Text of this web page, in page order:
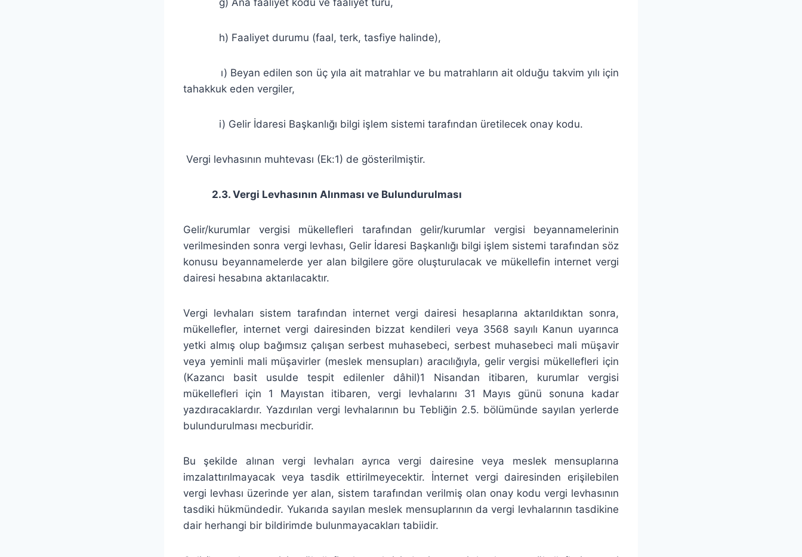
h) Faaliyet durumu (faal, terk, tasfiye halinde),
ı) Beyan edilen son üç yıla ait matrahlar ve bu matrahların ait olduğu takvim yılı için
tahakkuk eden vergiler,
i) Gelir İdaresi Başkanlığı bilgi işlem sistemi tarafından üretilecek onay kodu.
Vergi levhasının muhtevası (Ek:1) de gösterilmiştir.
2.3. Vergi Levhasının Alınması ve Bulundurulması
Gelir/kurumlar vergisi mükellefleri tarafından gelir/kurumlar vergisi beyannamelerinin
verilmesinden sonra vergi levhası, Gelir İdaresi Başkanlığı bilgi işlem sistemi tarafından söz
konusu beyannamelerde yer alan bilgilere göre oluşturulacak ve mükellefin internet vergi
dairesi hesabına aktarılacaktır.
Vergi levhaları sistem tarafından internet vergi dairesi hesaplarına aktarıldıktan sonra,
mükellefler, internet vergi dairesinden bizzat kendileri veya 3568 sayılı Kanun uyarınca
yetki almış olup bağımsız çalışan serbest muhasebeci, serbest muhasebeci mali müşavir
veya yeminli mali müşavirler (meslek mensupları) aracılığıyla, gelir vergisi mükellefleri için
(Kazancı basit usulde tespit edilenler dâhil)1 Nisandan itibaren, kurumlar vergisi
mükellefleri için 1 Mayıstan itibaren, vergi levhalarını 31 Mayıs günü sonuna kadar
yazdıracaklardır. Yazdırılan vergi levhalarının bu Tebliğin 2.5. bölümünde sayılan yerlerde
bulundurulması mecburidir.
Bu şekilde alınan vergi levhaları ayrıca vergi dairesine veya meslek mensuplarına
imzalattırılmayacak veya tasdik ettirilmeyecektir. İnternet vergi dairesinden erişilebilen
vergi levhası üzerinde yer alan, sistem tarafından verilmiş olan onay kodu vergi levhasının
tasdiki hükmündedir. Yukarıda sayılan meslek mensuplarının da vergi levhalarının tasdikine
dair herhangi bir bildirimde bulunmayacakları tabiidir.